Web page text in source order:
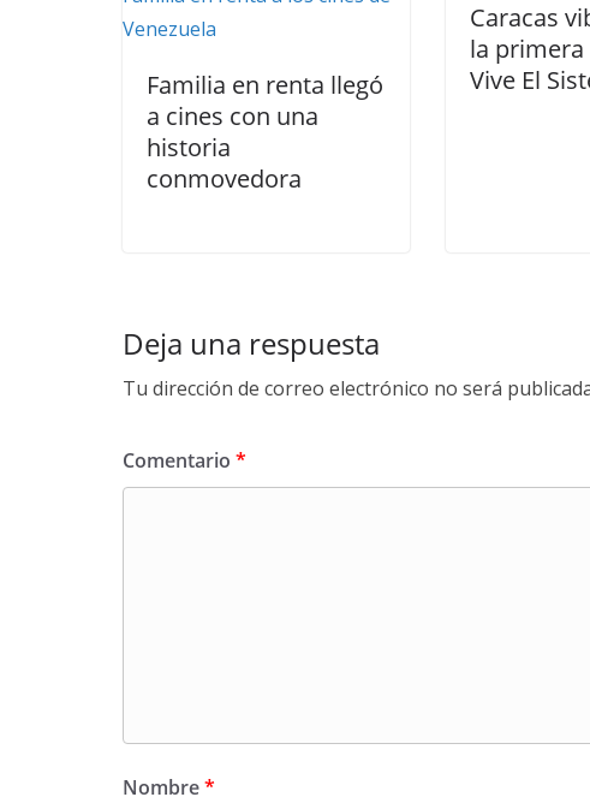
Familia en renta llegó
a cines con una
historia
conmovedora
Caracas
la primera
Vive El
Deja una respuesta
Tu dirección de correo electrónico no será
Comentario *
Nombre*